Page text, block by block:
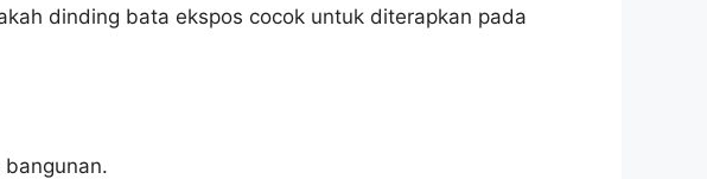
dinding bata ekspos cocok untuk diterapkan pada